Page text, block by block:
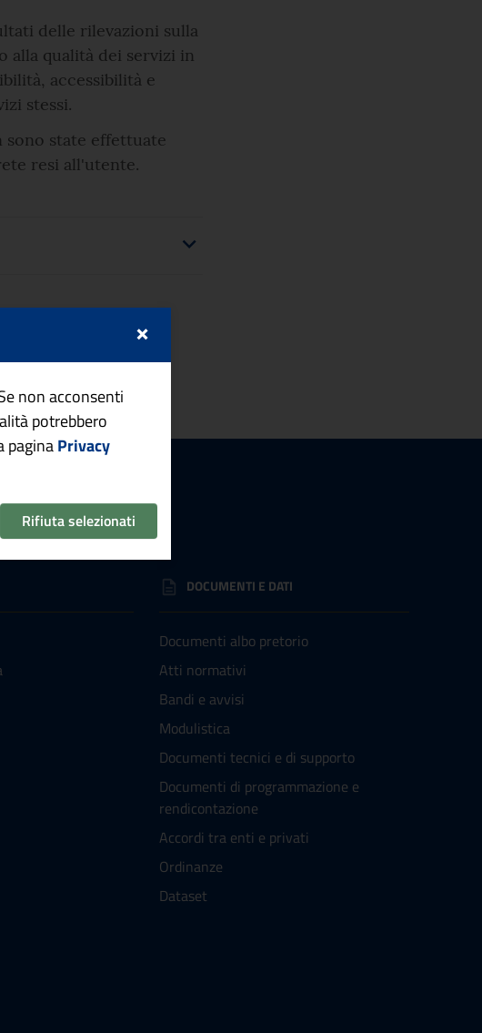
delle rilevazioni sulla
alla qualità dei servizi in
accessibilità e
stessi.
sono state effettuate
resi all'utente.
DOCUMENTI E DATI
Documenti albo pretorio
Atti normativi
Bandi e avvisi
Modulistica
Documenti tecnici e di supporto
Documenti di programmazione e
rendicontazione
Accordi tra enti e privati
Ordinanze
Dataset
×
non acconsenti
potrebbero
paginaPrivacy
Rifiuta selezionati